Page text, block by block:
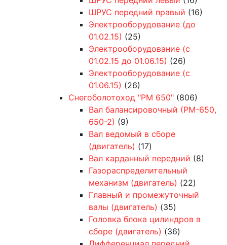
ШРУС передний правый (16)
Электрооборудование (до
01.02.15) (25)
Электрооборудование (с
01.02.15 до 01.06.15) (26)
Электрооборудование (с
01.06.15) (26)
Снегоболотоход "РМ 650" (806)
Вал балансировочный (РМ-650,
650-2) (9)
Вал ведомый в сборе
(двигатель) (17)
Вал карданный передний (8)
Газораспределительный
механизм (двигатель) (22)
Главный и промежуточный
валы (двигатель) (35)
Головка блока цилиндров в
сборе (двигатель) (36)